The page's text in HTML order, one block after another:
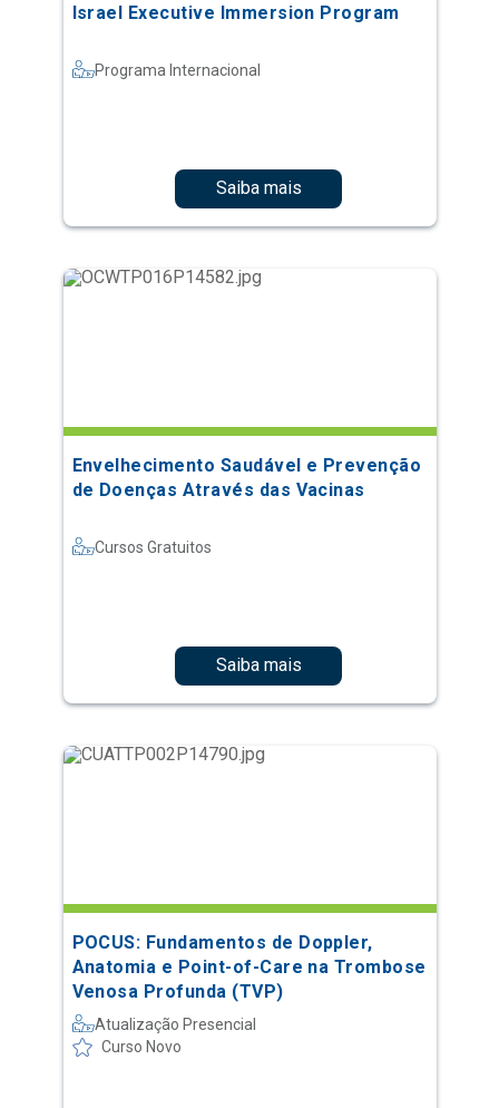
Israel Executive Immersion Program
Programa Internacional
Saiba mais
Envelhecimento Saudável e Prevenção
de Doenças Através das Vacinas
Cursos Gratuitos
Saiba mais
POCUS: Fundamentos de Doppler,
Anatomia e Point-of-Care na Trombose
Venosa Profunda (TVP)
Atualização Presencial
Curso Novo